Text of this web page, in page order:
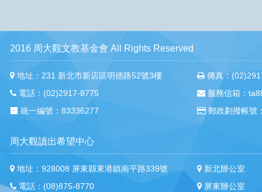
2016 周大觀文教基金會 All Rights Reserved
地址：231 新北市新店區明德路52號3樓
電話：(02)2917-8775
統一編號：83336277
傳真：
服務信箱：
郵政劃撥帳號
周大觀讀出希望中心
地址：928008 屏東縣東港鎮南平路339號
電話：(08)875-8770
新北辦公室
屏東辦公室